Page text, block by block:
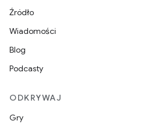
Źródło
Wiadomości
Blog
Podcasty
ODKRYWAJ
Gry